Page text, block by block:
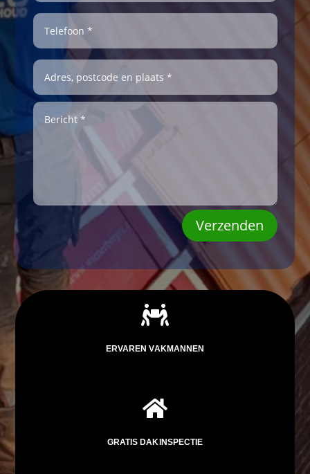
Verzenden

ERVAREN VAKMANNEN

GRATIS DAKINSPECTIE